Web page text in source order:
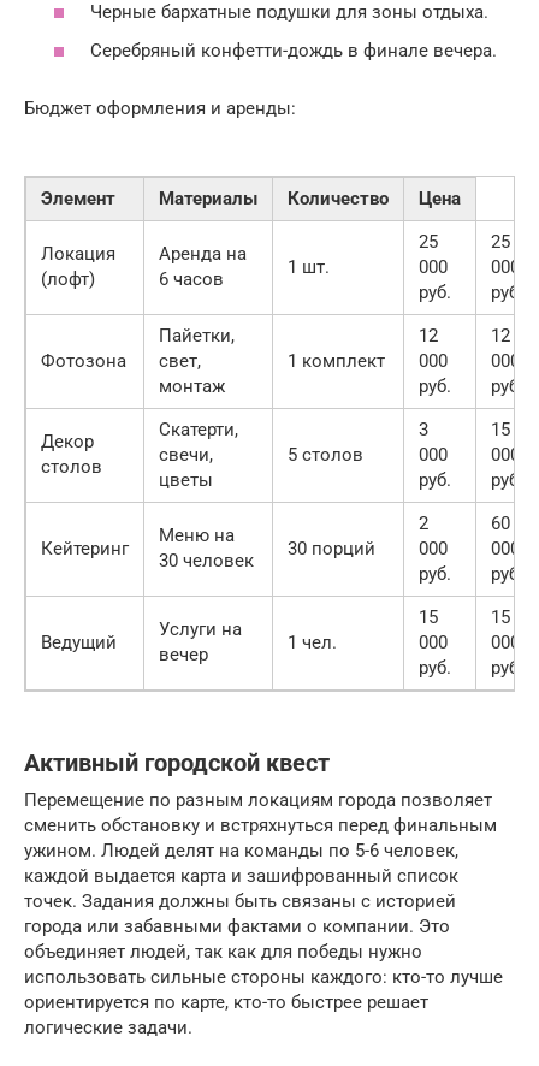
Черные бархатные подушки для зоны отдыха.
Серебряный конфетти-дождь в финале вечера.
Бюджет оформления и аренды:
Элемент Материалы Количество Цена
Локация
(лофт)
Аренда на
6 часов
1 шт.
25
000
руб.
25
000
руб.
Фотозона
Пайетки,
свет,
монтаж
1 комплект
12
000
руб.
12
000
руб.
Декор
столов
Скатерти,
свечи,
цветы
5 столов
3
000
руб.
15
000
руб.
Кейтеринг
Меню на
30 человек
30 порций
2
000
руб.
60
000
руб.
Ведущий
Услуги на
вечер
1 чел.
15
000
руб.
15
000
руб.
Активный городской квест
Перемещение по разным локациям города позволяет
сменить обстановку и встряхнуться перед финальным
ужином. Людей делят на команды по 5-6 человек,
каждой выдается карта и зашифрованный список
точек. Задания должны быть связаны с историей
города или забавными фактами о компании. Это
объединяет людей, так как для победы нужно
использовать сильные стороны каждого: кто-то лучше
ориентируется по карте, кто-то быстрее решает
логические задачи.